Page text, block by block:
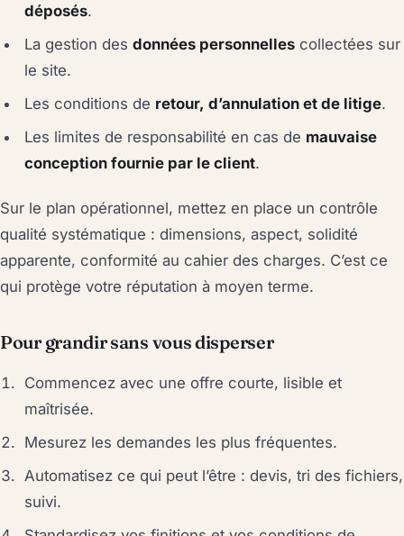
déposés.
La gestion desdonnées personnelles collectées sur
le site.
Les conditions de retour, d’annulation et de litige.
Les limites de responsabilité en cas de mauvaise
conception fournie par le client.
Sur le plan opérationnel, mettez en place un contrôle
qualité systématique : dimensions, aspect, solidité
apparente, conformité au cahier des charges. C’est ce
qui protège votre réputation à moyen terme.
Pour grandir sans vous disperser
Commencez avec une offre courte, lisible et
maîtrisée.
Mesurez les demandes les plus fréquentes.
Automatisez ce qui peut l’être : devis, tri des fichiers,
suivi.